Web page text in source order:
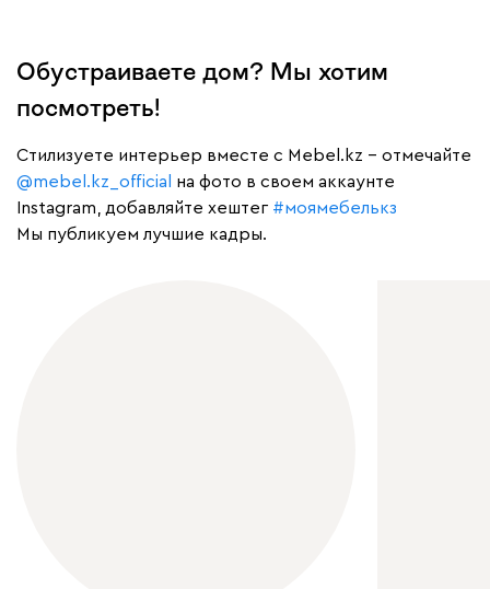
Обустраиваете дом? Мы хотим
посмотреть!
Cтилизуете интерьер вместе с Mebel.kz – отмечайте
@mebel.kz_official
на фото в своем аккаунте
Instagram, добавляйте хештег #моямебелькз
Мы публикуем лучшие кадры.